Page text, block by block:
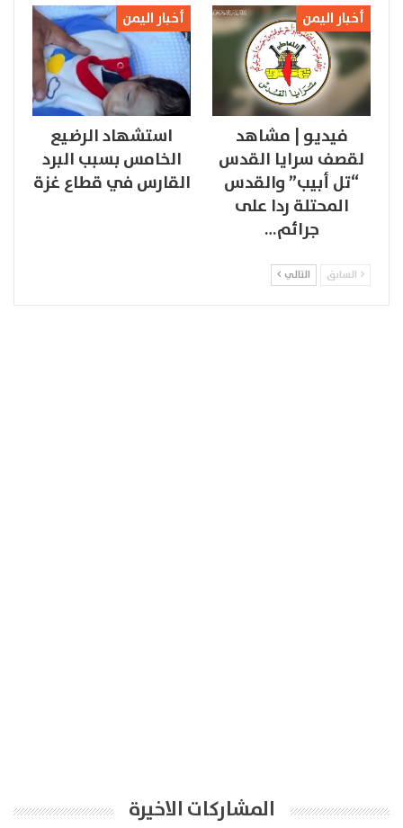
أخبار اليمن
فيديو | مشاهد
لقصف سرايا القدس
“تل أبيب” والقدس
المحتلة ردا على
جرائم…
أخبار اليمن
استشهاد الرضيع
الخامس بسبب البرد
القارس في قطاع غزة
السابق التالي
المشاركات الاخيرة